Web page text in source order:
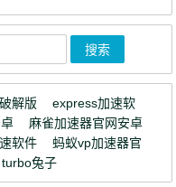
解版
express加速软
麻雀加速器官网安卓
软件
蚂蚁vp加速器官
turbo兔子